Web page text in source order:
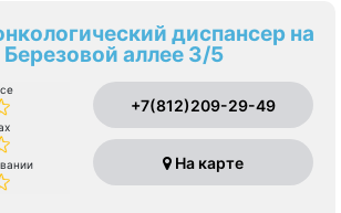
диспансер на
аллее 3/5
+7(812)209-29-49
На карте